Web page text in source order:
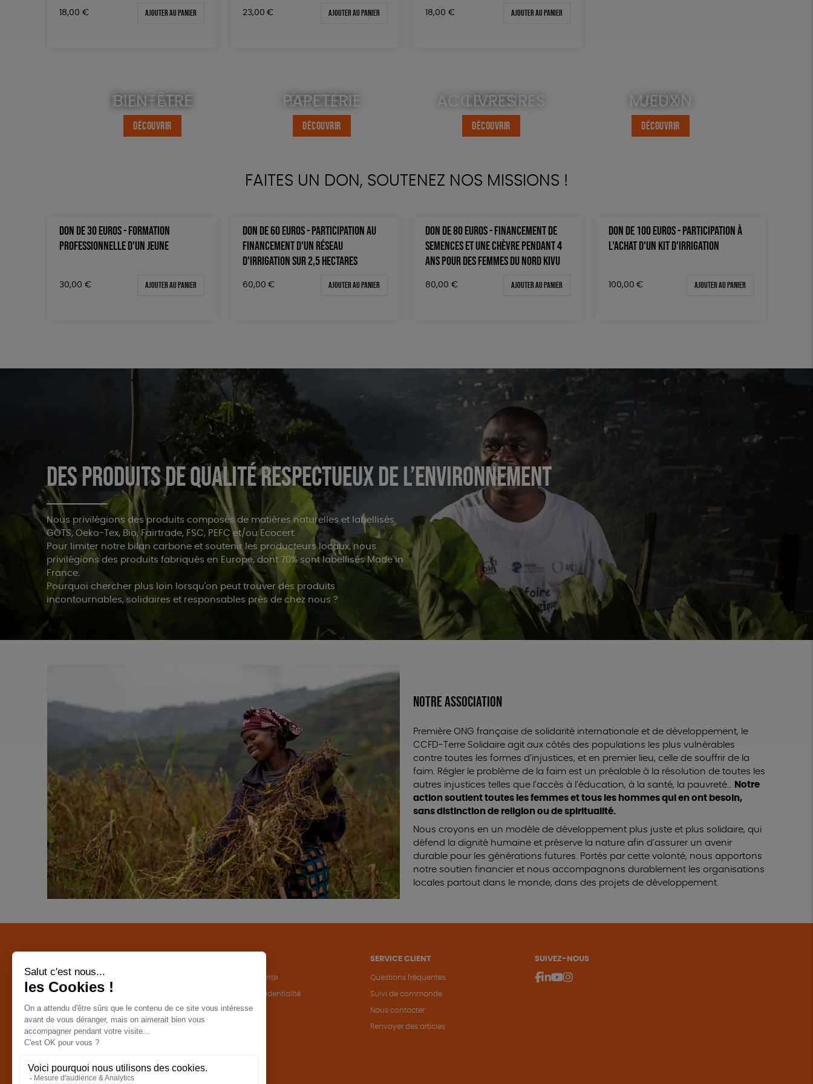
18,00 € Ajouter au panier 23,00 € Ajouter au panier 18,00 € Ajouter au panier
ÉQUITABLE
DÉCOUVRIR
ÉPICERIE
DÉCOUVRIR
ACCESSOIRES
DÉCOUVRIR
MAISON
DÉCOUVRIR
BIEN-ÊTRE
DÉCOUVRIR
PAPETERIE
DÉCOUVRIR
LIVRES
DÉCOUVRIR
JEUX
DÉCOUVRIR
FAITES UN DON, SOUTENEZ NOS MISSIONS !
DON DE 30 EUROS - FORMATION
PROFESSIONNELLE D'UN JEUNE
30,00 € Ajouter au panier
DON DE 60 EUROS - PARTICIPATION AU
FINANCEMENT D'UN RÉSEAU
D'IRRIGATION SUR 2,5 HECTARES
60,00 € Ajouter au panier
DON DE 80 EUROS - FINANCEMENT DE
SEMENCES ET UNE CHÈVRE PENDANT 4
ANS POUR DES FEMMES DU NORD KIVU
80,00 € Ajouter au panier
DON DE 100 EUROS - PARTICIPATION À
L'ACHAT D'UN KIT D'IRRIGATION
100,00 € Ajouter au panier
Des produits de qualité respectueux de l’environnement
Nous privilégions des produits composés de matières naturelles et labellisés
GOTS, Oeko-Tex, Bio, Fairtrade, FSC, PEFC et/ou Ecocert.
Pour limiter notre bilan carbone et soutenir les producteurs locaux, nous
privilégions des produits fabriqués en Europe, dont 70% sont labellisés Made in
France.
Pourquoi chercher plus loin lorsqu'on peut trouver des produits
incontournables, solidaires et responsables près de chez nous ?
Notre association
Première ONG française de solidarité internationale et de développement, le
CCFD-Terre Solidaire agit aux côtés des populations les plus vulnérables
contre toutes les formes d’injustices, et en premier lieu, celle de souffrir de la
faim. Régler le problème de la faim est un préalable à la résolution de toutes les
autres injustices telles que l’accès à l’éducation, à la santé, la pauvreté… Notre
action soutient toutes les femmes et tous les hommes qui en ont besoin,
sans distinction de religion ou de spiritualité.
Nous croyons en un modèle de développement plus juste et plus solidaire, qui
défend la dignité humaine et préserve la nature afin d’assurer un avenir
durable pour les générations futures. Portés par cette volonté, nous apportons
notre soutien financier et nous accompagnons durablement les organisations
locales partout dans le monde, dans des projets de développement.
Commerce Equitable
Epicerie
Maison
Bien-être
Livres
Conditions de vente
Politique de confidentialité
Mentions légales
SERVICE CLIENT
Questions fréquentes
Suivi de commande
Nous contacter
Renvoyer des articles
SUIVEZ-NOUS